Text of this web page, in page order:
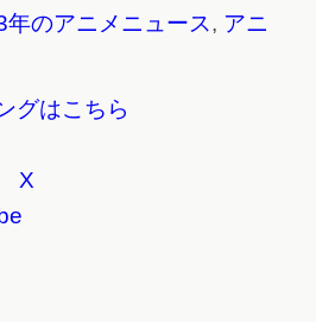
年のアニメニュース, アニ
グはこちら
X